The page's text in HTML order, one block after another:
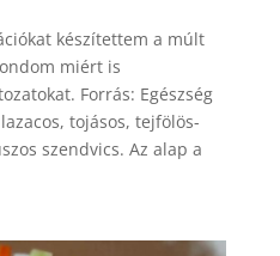
készítettem a múlt
miért is
Forrás: Egészség
tojásos, tejfölös-
szendvics. Az alap a